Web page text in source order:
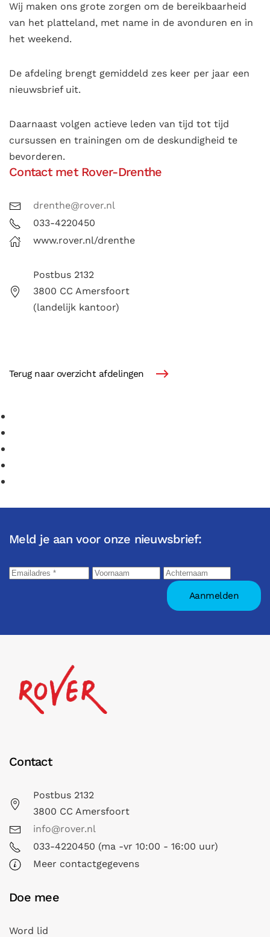
Wij maken ons grote zorgen om de bereikbaarheid
van het platteland, met name in de avonduren en in
het weekend.
De afdeling brengt gemiddeld zes keer per jaar een
nieuwsbrief uit.
Daarnaast volgen actieve leden van tijd tot tijd
cursussen en trainingen om de deskundigheid te
bevorderen.
Contact met Rover-Drenthe
drenthe@rover.nl
033-4220450
www.rover.nl/drenthe
Postbus 2132
3800 CC Amersfoort
(landelijk kantoor)
Terug naar overzicht afdelingen
Meld je aan voor onze nieuwsbrief:
Contact
Postbus 2132
3800 CC Amersfoort
info@rover.nl
033-4220450 (ma -vr 10:00 - 16:00 uur)
Meer contactgegevens
Doe mee
Word lid